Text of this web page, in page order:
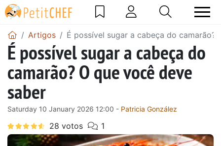
Artigos É possível sugar a cabeça do camarão?
É possível sugar a cabeça do
camarão? O que você deve
saber
Saturday 10 January 2026 12:00 - Patricia González